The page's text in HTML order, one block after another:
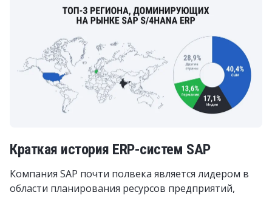
Краткая история ERP-систем SAP
Компания SAP почти полвека является лидером в
области планирования ресурсов предприятий,